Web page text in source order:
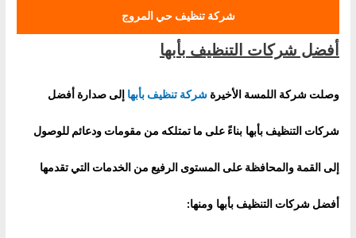
شركة تنظيف حي المروج
أفضل شركات التنظيف بأبها
وصلت شركة اللمسة الأخيرةشركة تنظيف بأبها إلى صدارة أفضل
شركات التنظيف بأبها بناءً على ما تمتلكه من مقومات ودعائم للوصول
إلى القمة والمحافظة على المستوى الرفيع من الخدمات التي تقدمها
أفضل شركات التنظيف بأبها ومنها: